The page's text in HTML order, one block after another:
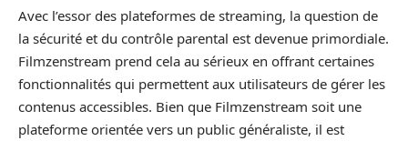
Avec l’essor des plateformes de streaming, la question de
la sécurité et du contrôle parental est devenue primordiale.
Filmzenstream prend cela au sérieux en offrant certaines
fonctionnalités qui permettent aux utilisateurs de gérer les
contenus accessibles. Bien que Filmzenstream soit une
plateforme orientée vers un public généraliste, il est